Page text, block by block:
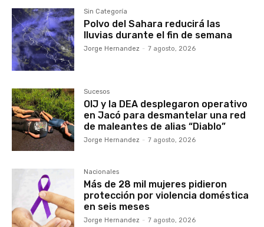
Sin Categoría
Polvo del Sahara reducirá las
lluvias durante el fin de semana
Jorge Hernandez - 7 agosto, 2026
Sucesos
OIJ y la DEA desplegaron operativo
en Jacó para desmantelar una red
de maleantes de alias “Diablo”
Jorge Hernandez - 7 agosto, 2026
Nacionales
Más de 28 mil mujeres pidieron
protección por violencia doméstica
en seis meses
Jorge Hernandez - 7 agosto, 2026